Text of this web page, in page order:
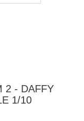
2 - DAFFY
1/10